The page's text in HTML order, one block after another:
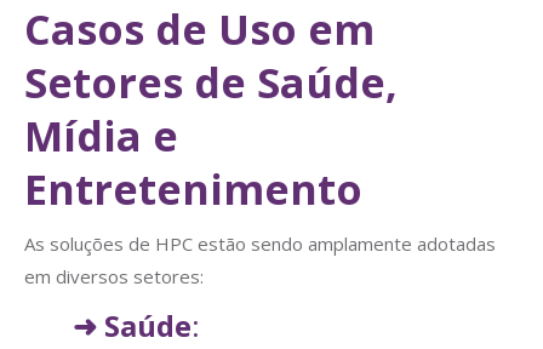
Casos de Uso em
Setores de Saúde,
Mídia e
Entretenimento
As soluções de HPC estão sendo amplamente adotadas
em diversos setores:
➜ Saúde: